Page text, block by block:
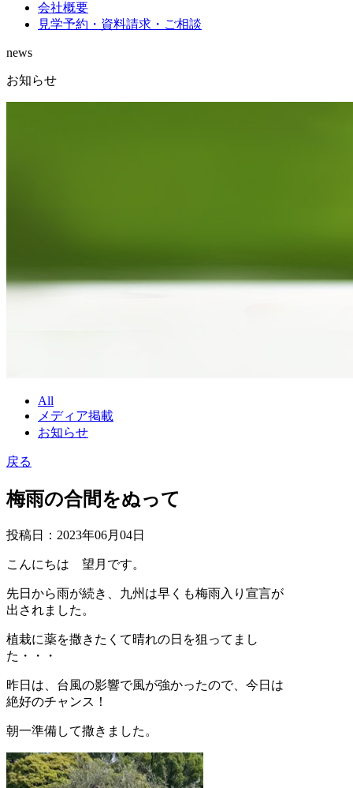
会社概要
見学予約・資料請求・ご相談
news
お知らせ
All
メディア掲載
お知らせ
戻る
梅雨の合間をぬって
投稿日：2023年06月04日
こんにちは 望月です。
先日から雨が続き、九州は早くも梅雨入り宣言が
出されました。
植栽に薬を撒きたくて晴れの日を狙ってまし
た・・・
昨日は、台風の影響で風が強かったので、今日は
絶好のチャンス！
朝一準備して撒きました。